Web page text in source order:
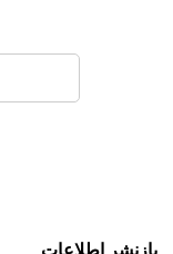
بازنشر اطلاعات